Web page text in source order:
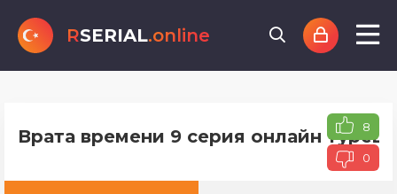
RSERIAL.online
Врата времени 9 серия онлайн 8
0